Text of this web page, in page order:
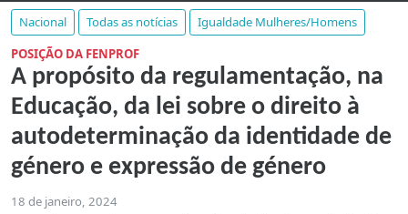
Nacional Todas as notícias
Igualdade Mulheres/Homens
POSIÇÃO DA FENPROF
A propósito da regulamentação, na
Educação, da lei sobre o direito à
autodeterminação da identidade de
género e expressão de género
18 de janeiro, 2024